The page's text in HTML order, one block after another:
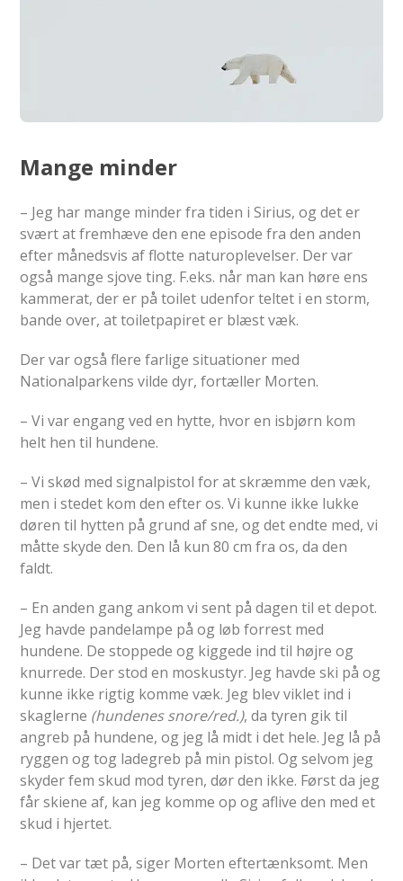
Mange minder
– Jeg har mange minder fra tiden i Sirius, og det er
svært at fremhæve den ene episode fra den anden
efter månedsvis af flotte naturoplevelser. Der var
også mange sjove ting. F.eks. når man kan høre ens
kammerat, der er på toilet udenfor teltet i en storm,
bande over, at toiletpapiret er blæst væk.
Der var også flere farlige situationer med
Nationalparkens vilde dyr, fortæller Morten.
– Vi var engang ved en hytte, hvor en isbjørn kom
helt hen til hundene.
– Vi skød med signalpistol for at skræmme den væk,
men i stedet kom den efter os. Vi kunne ikke lukke
døren til hytten på grund af sne, og det endte med, vi
måtte skyde den. Den lå kun 80 cm fra os, da den
faldt.
– En anden gang ankom vi sent på dagen til et depot.
Jeg havde pandelampe på og løb forrest med
hundene. De stoppede og kiggede ind til højre og
knurrede. Der stod en moskustyr. Jeg havde ski på og
kunne ikke rigtig komme væk. Jeg blev viklet ind i
skaglerne (hundenes snore/red.), da tyren gik til
angreb på hundene, og jeg lå midt i det hele. Jeg lå på
ryggen og tog ladegreb på min pistol. Og selvom jeg
skyder fem skud mod tyren, dør den ikke. Først da jeg
får skiene af, kan jeg komme op og aflive den med et
skud i hjertet.
– Det var tæt på, siger Morten eftertænksomt. Men